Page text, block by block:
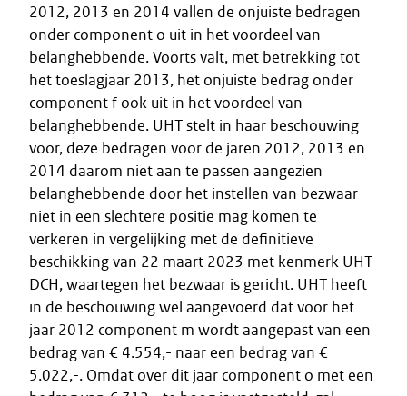
2012, 2013 en 2014 vallen de onjuiste bedragen
onder component o uit in het voordeel van
belanghebbende. Voorts valt, met betrekking tot
het toeslagjaar 2013, het onjuiste bedrag onder
component f ook uit in het voordeel van
belanghebbende. UHT stelt in haar beschouwing
voor, deze bedragen voor de jaren 2012, 2013 en
2014 daarom niet aan te passen aangezien
belanghebbende door het instellen van bezwaar
niet in een slechtere positie mag komen te
verkeren in vergelijking met de definitieve
beschikking van 22 maart 2023 met kenmerk UHT-
DCH, waartegen het bezwaar is gericht. UHT heeft
in de beschouwing wel aangevoerd dat voor het
jaar 2012 component m wordt aangepast van een
bedrag van € 4.554,- naar een bedrag van €
5.022,-. Omdat over dit jaar component o met een